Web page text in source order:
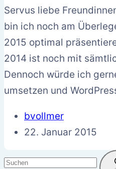
Servus liebe
bin ich noch am
2015 optimal
2014 ist noch mit
Dennoch würde ich
umsetzen und
bvollmer
22. Januar 2015